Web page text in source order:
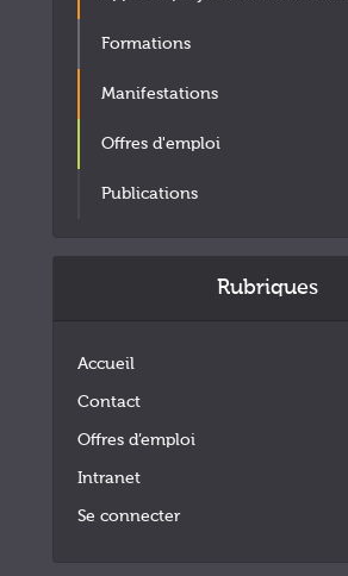
Formations
Manifestations
Offres d'emploi
Publications
Rubriques
Accueil
Contact
Offres d’emploi
Intranet
Se connecter